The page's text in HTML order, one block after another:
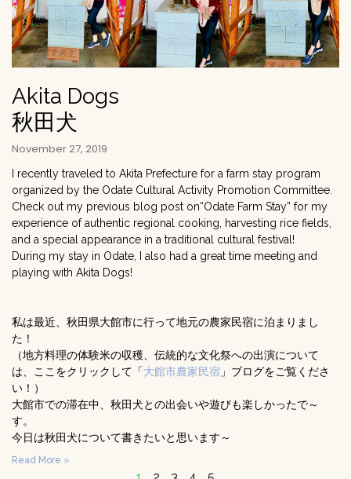
Akita Dogs
秋田犬
November 27, 2019
I recently traveled to Akita Prefecture for a farm stay program
organized by the Odate Cultural Activity Promotion Committee.
Check out my previous blog post on“Odate Farm Stay” for my
experience of authentic regional cooking, harvesting rice fields,
and a special appearance in a traditional cultural festival!
During my stay in Odate, I also had a great time meeting and
playing with Akita Dogs!
私は最近、秋田県大館市に行って地元の農家民宿に泊まりまし
た！
（地方料理の体験米の収穫、伝統的な文化祭への出演について
は、ここをクリックして「大館市農家民宿 」ブログをご覧くださ
い！）
大館市での滞在中、秋田犬との出会いや遊びも楽しかったで～
す。
今日は秋田犬について書きたいと思います～
Read More »